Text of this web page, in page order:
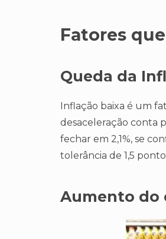
Fatores
Queda da
Inflação baixa é um
desaceleração conta
fechar em 2,1%, se
tolerância de 1,5
Aumento do